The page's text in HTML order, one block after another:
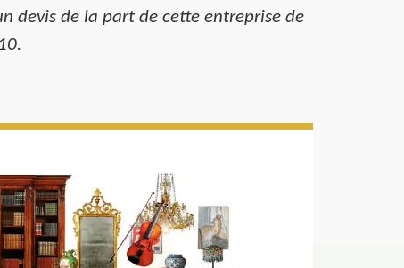
devis de la part de cette entreprise de